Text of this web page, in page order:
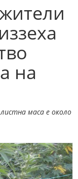
на
маса е около